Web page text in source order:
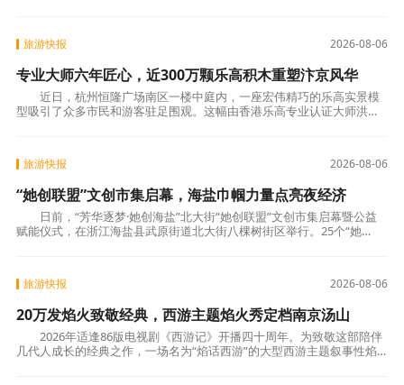
2026-08-06
旅游快报
专业大师六年匠心，近300万颗乐高积木重塑汴京风华
近日，杭州恒隆广场南区一楼中庭内，一座宏伟精巧的乐高实景模
型吸引了众多市民和游客驻足围观。这幅由香港乐高专业认证大师洪子
2026-08-06
旅游快报
“她创联盟”文创市集启幕，海盐巾帼力量点亮夜经济
日前，“芳华逐梦·她创海盐”北大街“她创联盟”文创市集启幕暨公益
赋能仪式，在浙江海盐县武原街道北大街八棵树街区举行。25个“她
2026-08-06
旅游快报
20万发焰火致敬经典，西游主题焰火秀定档南京汤山
2026年适逢86版电视剧《西游记》开播四十周年。为致敬这部陪伴
几代人成长的经典之作，一场名为“焰话西游”的大型西游主题叙事性焰